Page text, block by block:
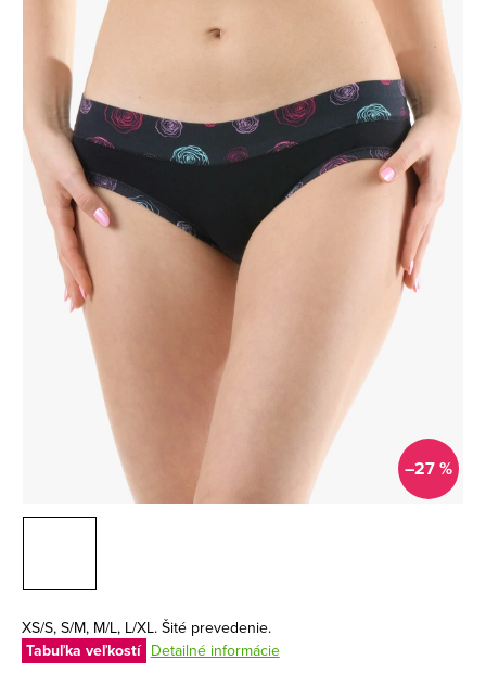
–27 %
XS/S, S/M, M/L, L/XL. Šité prevedenie.
Tabuľka veľkostí Detailné informácie